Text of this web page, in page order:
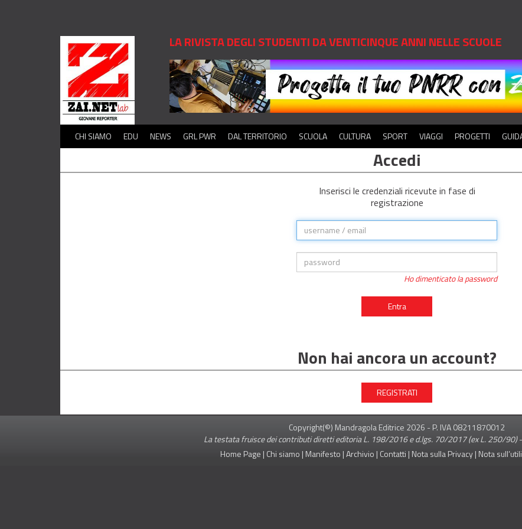
LA RIVISTA DEGLI STUDENTI DA VENTICINQUE ANNI NELLE SCUOLE
CHI SIAMO EDU NEWS GRL PWR DAL TERRITORIO SCUOLA CULTURA SPORT VIAGGI PROGETTI
Accedi
Inserisci le credenziali ricevute in fase di
registrazione
Ho dimenticato la password
Entra
Non hai ancora un account?
REGISTRATI
Copyright(©) Mandragola Editrice 2026 - P. IVA 08211870012
La testata fruisce dei contributi diretti editoria L. 198/2016 e d.lgs. 70/2017 (ex L. 250/90)-
Home Page | Chi siamo | Manifesto |Archivio | Contatti | Nota sulla Privacy| Nota